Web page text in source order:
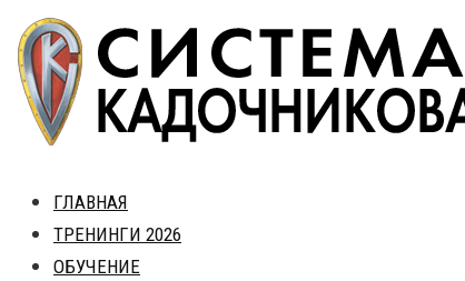
Skip
to
content
ГЛАВНАЯ
ТРЕНИНГИ 2026
ОБУЧЕНИЕ